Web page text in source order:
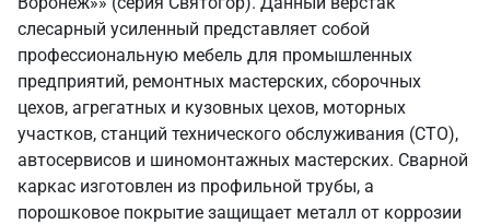
слесарный усиленный представляет собой
профессиональную мебель для промышленных
предприятий, ремонтных мастерских, сборочных
цехов, агрегатных и кузовных цехов, моторных
участков, станций технического обслуживания (СТО),
автосервисов и шиномонтажных мастерских. Сварной
каркас изготовлен из профильной трубы, а
порошковое покрытие защищает металл от коррозии